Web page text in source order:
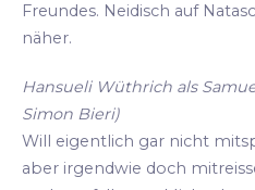
Freundes. Neidisch auf
näher.
Hansueli Wüthrich als
Simon Bieri)
Will eigentlich gar nicht
aber irgendwie doch